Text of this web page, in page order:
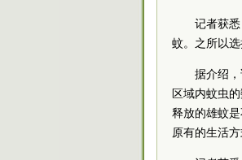
记者获
蚊。之所以
据介绍
区域内蚊虫
释放的雄蚊
原有的生活方